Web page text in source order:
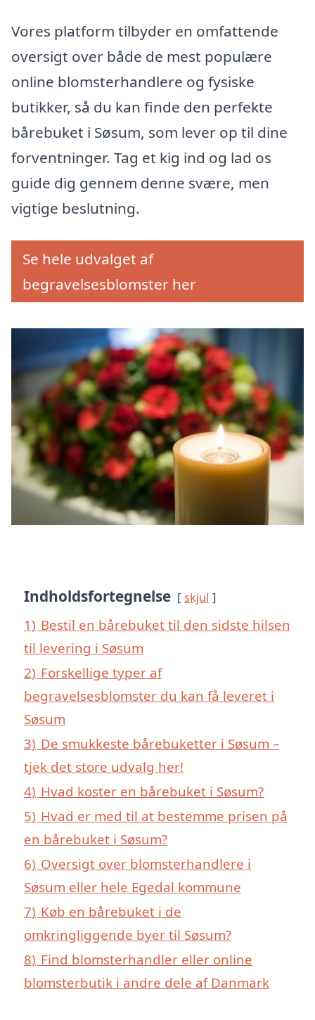
Vores platform tilbyder en omfattende
oversigt over både de mest populære
online blomsterhandlere og fysiske
butikker, så du kan finde den perfekte
bårebuket i Søsum, som lever op til dine
forventninger. Tag et kig ind og lad os
guide dig gennem denne svære, men
vigtige beslutning.
Se hele udvalget af
begravelsesblomster her
Indholdsfortegnelse skjul
1) Bestil en bårebuket til den sidste hilsen
til levering i Søsum
2) Forskellige typer af
begravelsesblomster du kan få leveret i
Søsum
3) De smukkeste bårebuketter i Søsum –
tjek det store udvalg her!
4) Hvad koster en bårebuket i Søsum?
5) Hvad er med til at bestemme prisen på
en bårebuket i Søsum?
6) Oversigt over blomsterhandlere i
Søsum eller hele Egedal kommune
7) Køb en bårebuket i de
omkringliggende byer til Søsum?
8) Find blomsterhandler eller online
blomsterbutik i andre dele af Danmark